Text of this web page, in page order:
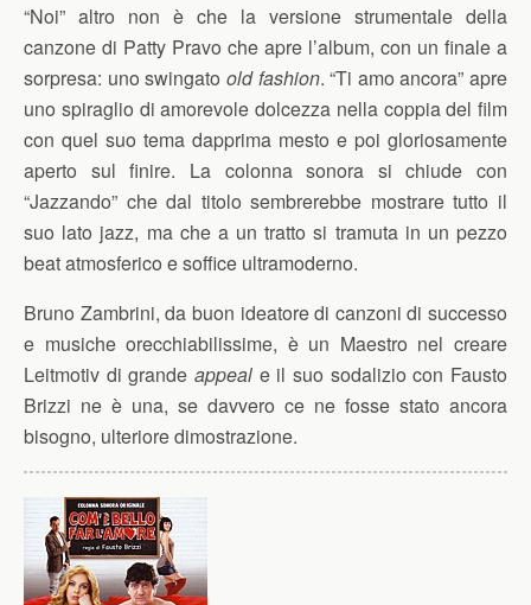
“Noi” altro non è che la versione strumentale della
canzone di Patty Pravo che apre l’album, con un finale a
sorpresa: uno swingato old fashion. “Ti amo ancora” apre
uno spiraglio di amorevole dolcezza nella coppia del film
con quel suo tema dapprima mesto e poi gloriosamente
aperto sul finire. La colonna sonora si chiude con
“Jazzando” che dal titolo sembrerebbe mostrare tutto il
suo lato jazz, ma che a un tratto si tramuta in un pezzo
beat atmosferico e soffice ultramoderno.
Bruno Zambrini, da buon ideatore di canzoni di successo
e musiche orecchiabilissime, è un Maestro nel creare
Leitmotiv di grande appeal e il suo sodalizio con Fausto
Brizzi ne è una, se davvero ce ne fosse stato ancora
bisogno, ulteriore dimostrazione.